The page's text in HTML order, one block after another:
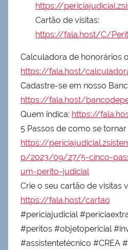
https://
Cartão de visitas:
https://fala.host/C/
Calculadora de honorários
https://fala.host/
Cadastre-se em nosso
https://fala.host/
Quem indica: https://
5 Passos de como se
https://
p/2023/09/27/5-cinco-
um-perito-judicial
Crie o seu cartão de visitas
https://fala.host/cartao
#periciajudicial
#peritos #objetopericial
#assistentetécnico #CREA